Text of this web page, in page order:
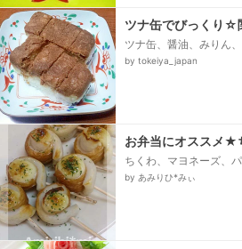
ツナ缶でびっくり☆
ツナ缶、醤油、みりん
飯】、米、酢、砂糖、塩
by tokeiya_japan
お弁当にオススメ★
ちくわ、マヨネーズ、
by あみりひ*みぃ